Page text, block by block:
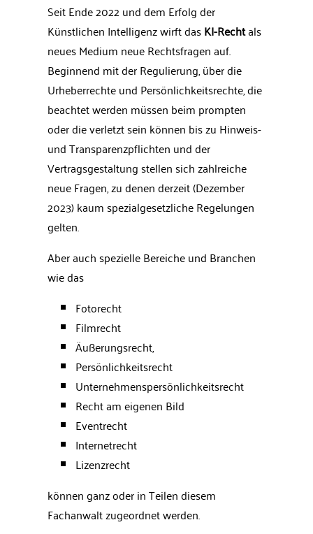
Seit Ende 2022 und dem Erfolg der
Künstlichen Intelligenz wirft dasKI-Rechtals
neues Medium neue Rechtsfragen auf.
Beginnend mit der Regulierung, über die
Urheberrechte und Persönlichkeitsrechte, die
beachtet werden müssen beim prompten
oder die verletzt sein können bis zu Hinweis-
und Transparenzpflichten und der
Vertragsgestaltung stellen sich zahlreiche
neue Fragen, zu denen derzeit (Dezember
2023) kaum spezialgesetzliche Regelungen
gelten.
Aber auch spezielle Bereiche und Branchen
wie das
Fotorecht
Filmrecht
Äußerungsrecht,
Persönlichkeitsrecht
Unternehmenspersönlichkeitsrecht
Recht am eigenen Bild
Eventrecht
Internetrecht
Lizenzrecht
können ganz oder in Teilen diesem
Fachanwalt zugeordnet werden.